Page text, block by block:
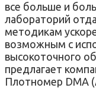
все больше и
лабораторий
методикам
возможным с
высокоточного
предлагает
Плотномер DMA